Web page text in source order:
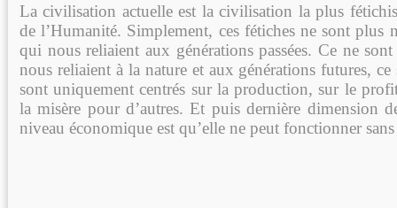
La civilisation actuelle est la civilisation la plus
de l’Humanité. Simplement, ces fétiches ne sont plus
qui nous reliaient aux générations passées. Ce ne
nous reliaient à la nature et aux générations futures,
sont uniquement centrés sur la production, sur le
la misère pour d’autres. Et puis dernière dimension
niveau économique est qu’elle ne peut fonctionner sans